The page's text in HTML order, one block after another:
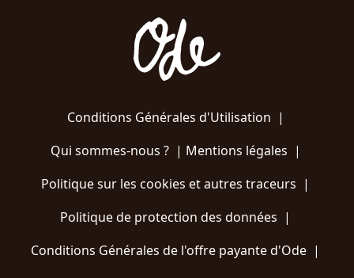
Conditions Générales d'Utilisation |
Qui sommes-nous ?| Mentions légales |
Politique sur les cookies et autres traceurs |
Politique de protection des données |
Conditions Générales de l'offre payante d'Ode |